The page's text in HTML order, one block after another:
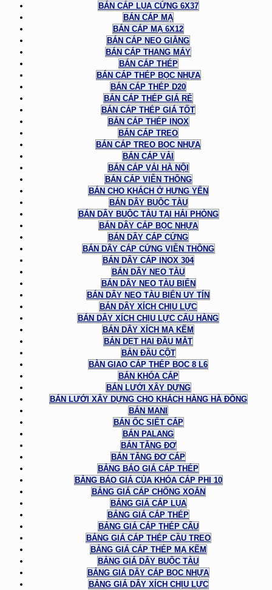
BÁN CÁP LỤA CỨNG 6X37
BÁN CÁP MẠ
BÁN CÁP MẠ 6X12
BÁN CÁP NEO GIẰNG
BÁN CÁP THANG MÁY
BÁN CÁP THÉP
BÁN CÁP THÉP BỌC NHỰA
BÁN CÁP THÉP D20
BÁN CÁP THÉP GIÁ RẺ
BÁN CÁP THÉP GIÁ TỐT
BÁN CÁP THÉP INOX
BÁN CÁP TREO
BÁN CÁP TREO BỌC NHỰA
BÁN CÁP VẢI
BÁN CÁP VẢI HÀ NỘI
BÁN CÁP VIỄN THÔNG
BÁN CHO KHÁCH Ở HƯNG YÊN
BÁN DÂY BUỘC TÀU
BÁN DÂY BUỘC TÀU TẠI HẢI PHÒNG
BÁN DÂY CÁP BỌC NHỰA
BÁN DÂY CÁP CỨNG
BÁN DÂY CÁP CỨNG VIỄN THÔNG
BÁN DÂY CÁP INOX 304
BÁN DÂY NEO TÀU
BÁN DÂY NEO TÀU BIỂN
BÁN DÂY NEO TÀU BIỂN UY TÍN
BÁN DÂY XÍCH CHỊU LỰC
BÁN DÂY XÍCH CHỊU LỰC CẨU HÀNG
BÁN DÂY XÍCH MẠ KẼM
BẢN DẸT HAI ĐẦU MẮT
BẢN ĐẦU CỘT
BÀN GIAO CÁP THÉP BỌC 8 L6
BÁN KHÓA CÁP
BÁN LƯỚI XÂY DỰNG
BÁN LƯỚI XÂY DỰNG CHO KHÁCH HÀNG HÀ ĐÔNG
BÁN MANI
BÁN ỐC SIẾT CÁP
BÁN PALANG
BÁN TĂNG ĐƠ
BÁN TĂNG ĐƠ CÁP
BẢNG BÁO GIÁ CÁP THÉP
BẢNG BÁO GIÁ CỦA KHÓA CÁP PHI 10
BẢNG GIÁ CÁP CHỐNG XOẮN
BẢNG GIÁ CÁP LỤA
BẢNG GIÁ CÁP THÉP
BẢNG GIÁ CÁP THÉP CẨU
BẢNG GIÁ CÁP THÉP CẦU TREO
BẢNG GIÁ CÁP THÉP MẠ KẼM
BẢNG GIÁ DÂY BUỘC TÀU
BẢNG GIÁ DÂY CÁP BỌC NHỰA
BẢNG GIÁ DÂY XÍCH CHỊU LỰC